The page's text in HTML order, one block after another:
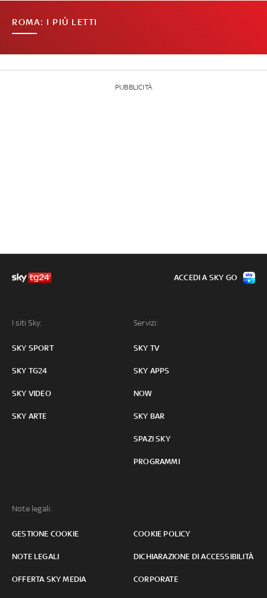
ROMA: I PIÙ LETTI
PUBBLICITÀ
I siti Sky:
SKY SPORT
SKY TG24
SKY VIDEO
SKY ARTE
Servizi:
SKY TV
SKY APPS
NOW
SKY BAR
SPAZI SKY
PROGRAMMI
Note legali:
GESTIONE COOKIE COOKIE POLICY
NOTE LEGALI DICHIARAZIONE DI ACCESSIBILITÀ
OFFERTA SKY MEDIA CORPORATE
ACCEDI A SKY GO